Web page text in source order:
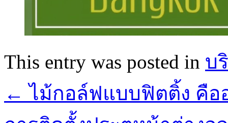
This entry was posted in บ
← ไม้กอล์ฟแบบฟิตติ้ง คือ